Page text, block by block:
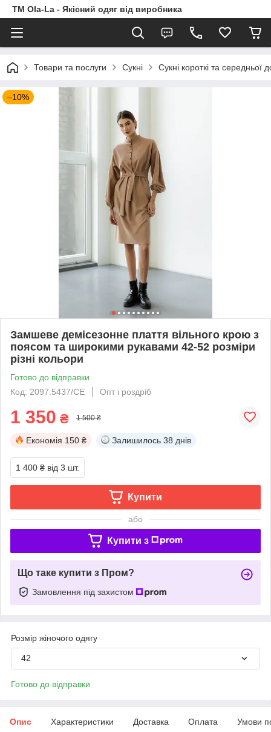
TM Ola-La - Якісний одяг від виробника
Товари та послуги Сукні Сукні короткі та середньої
–10%
Замшеве демісезонне плаття вільного крою з
поясом та широкими рукавами 42-52 розміри
різні кольори
Готово до відправки
Код: 2097.5437/СЕ
Опт і роздріб
1 350 ₴ 1 500 ₴
Економія 150 ₴ Залишилось 38 днів
1 400 ₴ від 3 шт.
Купити
або
Купити з
Що таке купити з Пром?
Замовлення під захистом
Розмір жіночого одягу
42
Готово до відправки
Опис Характеристики Доставка Оплата Умови